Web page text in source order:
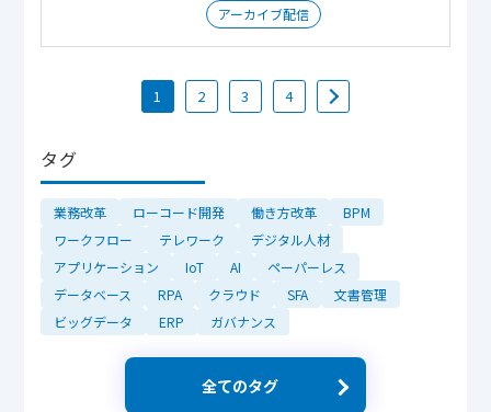
アーカイブ配信
1 2 3 4
タグ
業務改革 ローコード開発 働き方改革
BPM
ワークフロー
テレワーク
デジタル人材
アプリケーション
IoT AI
ペーパーレス
データベース
RPA クラウド SFA
文書管理
ビッグデータ
ERP ガバナンス
全てのタグ